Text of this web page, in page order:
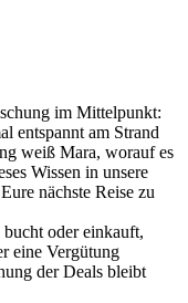
im Mittelpunkt:
entspannt am Strand
weiß Mara, worauf es
Wissen in unsere
nächste Reise zu
oder einkauft,
eine Vergütung
der Deals bleibt